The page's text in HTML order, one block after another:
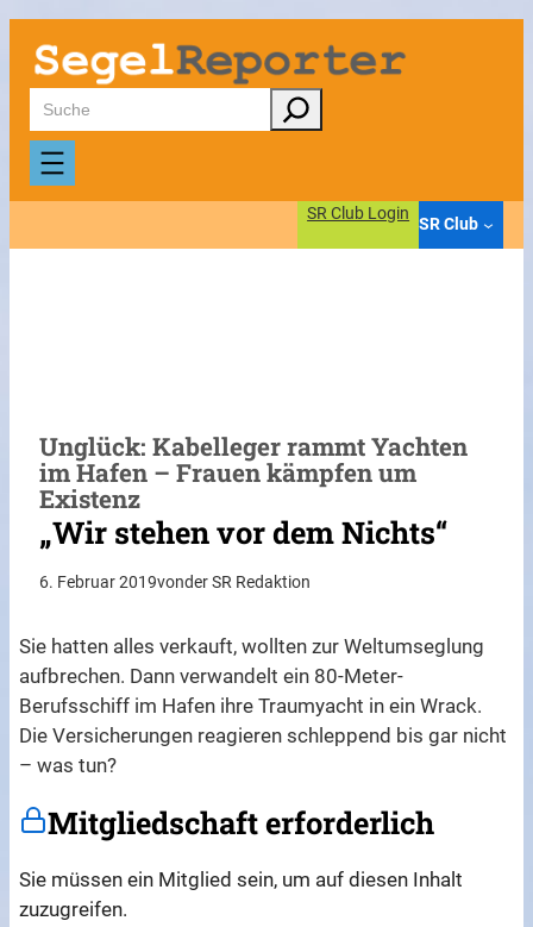
Zum
Inhalt
springen
Suchen
SR Club Login
SR Club
Unglück: Kabelleger rammt Yachten
im Hafen – Frauen kämpfen um
Existenz
„Wir stehen vor dem Nichts“
6. Februar 2019vonder SR Redaktion
Sie hatten alles verkauft, wollten zur Weltumseglung
aufbrechen. Dann verwandelt ein 80-Meter-
Berufsschiff im Hafen ihre Traumyacht in ein Wrack.
Die Versicherungen reagieren schleppend bis gar nicht
– was tun?
Mitgliedschaft erforderlich
Sie müssen ein Mitglied sein, um auf diesen Inhalt
zuzugreifen.